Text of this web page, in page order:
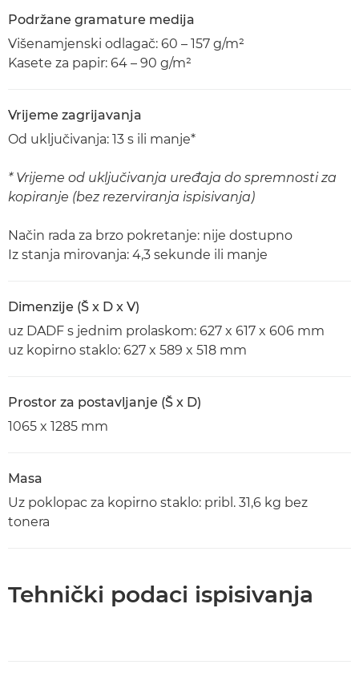
Podržane gramature medija
Višenamjenski odlagač: 60 – 157 g/m²
Kasete za papir: 64 – 90 g/m²
Vrijeme zagrijavanja
Od uključivanja: 13 s ili manje*
* Vrijeme od uključivanja uređaja do spremnosti za
kopiranje (bez rezerviranja ispisivanja)
Način rada za brzo pokretanje: nije dostupno
Iz stanja mirovanja: 4,3 sekunde ili manje
Dimenzije (Š x D x V)
uz DADF s jednim prolaskom: 627 x 617 x 606 mm
uz kopirno staklo: 627 x 589 x 518 mm
Prostor za postavljanje (Š x D)
1065 x 1285 mm
Masa
Uz poklopac za kopirno staklo: pribl. 31,6 kg bez
tonera
Tehnički podaci ispisivanja